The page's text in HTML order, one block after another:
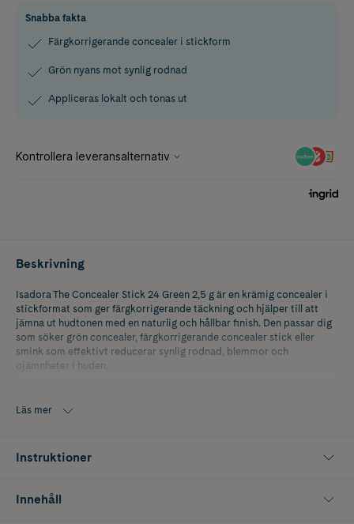
Snabba fakta
Färgkorrigerande concealer i stickform
Grön nyans mot synlig rodnad
Appliceras lokalt och tonas ut
Beskrivning
Isadora The Concealer Stick 24 Green 2,5 g är en krämig concealer i
stickformat som ger färgkorrigerande täckning och hjälper till att
jämna ut hudtonen med en naturlig och hållbar finish. Den passar dig
som söker grön concealer, färgkorrigerande concealer stick eller
smink som effektivt reducerar synlig rodnad, blemmor och
ojämnheter i huden.
att tona ut för ett jämnt resultat utan att kännas tung. Den gröna
täckning som kan byggas upp efter behov.
som sitter på plats hela dagen. Kombinationen av mjukgörande oljor,
Läs mer
Instruktioner
Innehåll